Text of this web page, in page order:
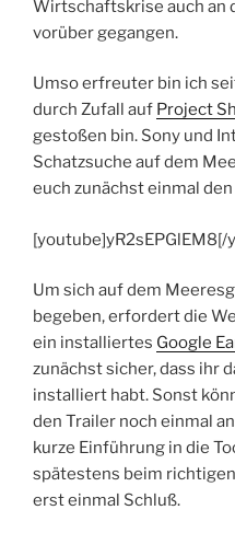
Wirtschaftskrise auch an
vorüber gegangen.
Umso erfreuter bin ich
durch Zufall auf Project
gestoßen bin. Sony und
Schatzsuche auf dem
euch zunächst einmal den
[youtube]yR2sEPGlEM8[/
Um sich auf dem
begeben, erfordert die
ein installiertes Google
zunächst sicher, dass ihr
installiert habt. Sonst
den Trailer noch einmal
kurze Einführung in die
spätestens beim
erst einmal Schluß.